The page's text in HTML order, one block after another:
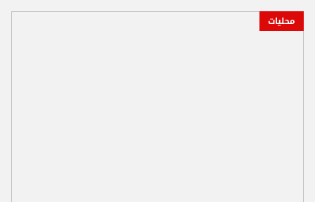
محليات